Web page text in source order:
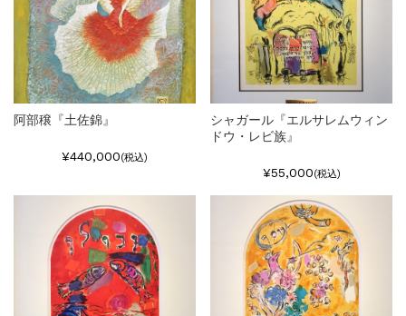
阿部穣『土佐錦』
¥440,000(税込)
シャガール『エルサレムウィン
ドウ・レビ族』
¥55,000(税込)